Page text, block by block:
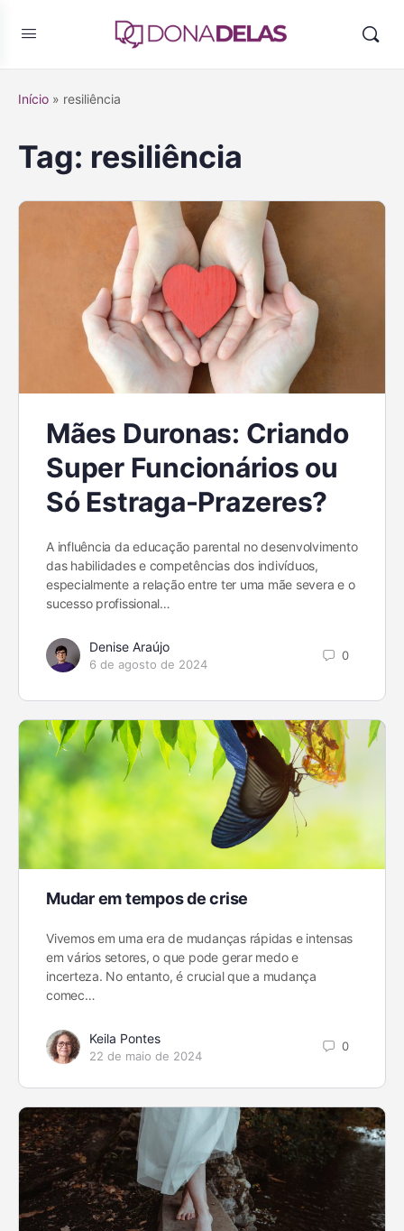
Início » resiliência
Tag: resiliência
Mães Duronas: Criando
Super Funcionários ou
Só Estraga-Prazeres?
A influência da educação parental no desenvolvimento
das habilidades e competências dos indivíduos,
especialmente a relação entre ter uma mãe severa e o
sucesso profissional…
Denise Araújo
6 de agosto de 2024
0
Mudar em tempos de crise
Vivemos em uma era de mudanças rápidas e intensas
em vários setores, o que pode gerar medo e
incerteza. No entanto, é crucial que a mudança
comec…
Keila Pontes
22 de maio de 2024
0